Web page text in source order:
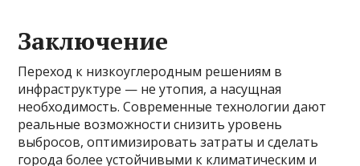
Заключение
Переход к низкоуглеродным решениям в
инфраструктуре — не утопия, а насущная
необходимость. Современные технологии дают
реальные возможности снизить уровень
выбросов, оптимизировать затраты и сделать
города более устойчивыми к климатическим и